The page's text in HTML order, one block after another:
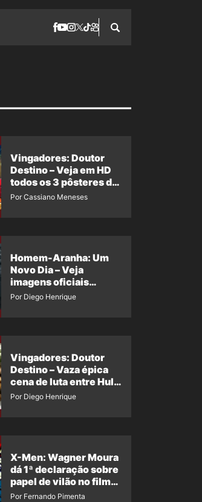
Vingadores: Doutor
Destino – Veja em HD
todos os 3 pôsteres de
‘Doomsday’ + 1 imagem
Por Cassiano Meneses
Homem-Aranha: Um
Novo Dia – Veja
imagens oficiais
descartadas do Hulk
Por Diego Henrique
Vingadores: Doutor
Destino – Vaza épica
cena de luta entre Hulk
e o Coisa
Por Diego Henrique
X-Men: Wagner Moura
dá 1ª declaração sobre
papel de vilão no filme
da Marvel
Por Fernando Pimenta